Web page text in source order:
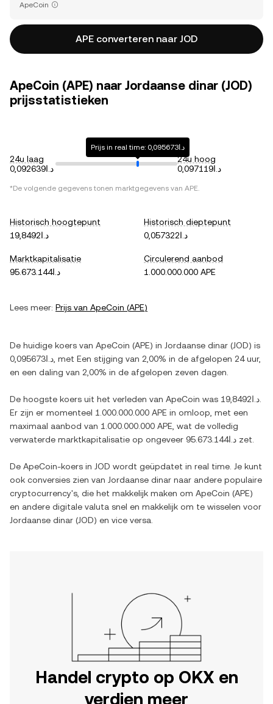
ApeCoin
APE converteren naar JOD
ApeCoin (APE) naar Jordaanse dinar (JOD)
prijsstatistieken
24u laag
د.ا0,092639
Prijs in real time: د.ا0,095673
24u hoog
د.ا0,097119
*De volgende gegevens tonen marktgegevens van APE.
Historisch hoogtepunt
د.ا19,8492
Historisch dieptepunt
د.ا0,057322
Marktkapitalisatie
د.ا95.673.144
Circulerend aanbod
1.000.000.000 APE
Lees meer: Prijs van ApeCoin (APE)
De huidige koers van ApeCoin (APE) in Jordaanse dinar (JOD) is
د.ا0,095673 , met Een stijging van 2,00% in de afgelopen 24 uur,
en een daling van 2,00% in de afgelopen zeven dagen.
De hoogste koers uit het verleden van ApeCoin was د.ا19,8492
Er zijn er momenteel 1.000.000.000 APE in omloop, met een
maximaal aanbod van 1.000.000.000 APE , wat de volledig
verwaterde marktkapitalisatie op ongeveer
د.ا95.673.144 zet.
De ApeCoin-koers in JOD wordt geüpdatet in real time. Je kunt
ook conversies zien van Jordaanse dinar naar andere populaire
cryptocurrency's, die het makkelijk maken om ApeCoin (APE)
en andere digitale valuta snel en makkelijk om te wisselen voor
Jordaanse dinar (JOD) en vice versa.
Handel crypto op OKX en
verdien meer